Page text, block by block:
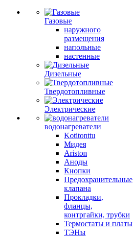
Газовые
наружного
размещения
напольные
настенные
Дизельные
Твердотопливные
Электрические
водонагреватели
Kotitonttu
Мидея
Ariston
Аноды
Кнопки
Предохранительные
клапана
Прокладки,
фланцы,
контргайки, трубки
Термостаты и платы
ТЭНы